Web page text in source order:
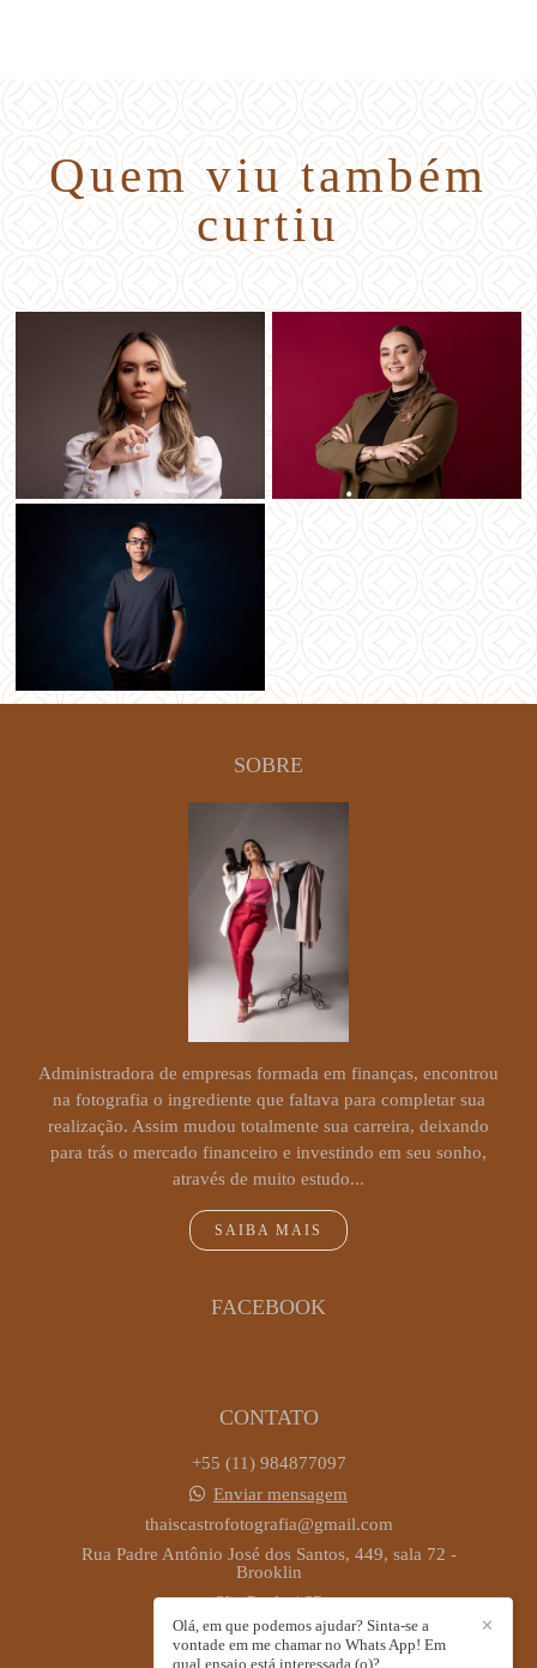
Quem viu também
curtiu
SOBRE
Administradora de empresas formada em finanças, encontrou
na fotografia o ingrediente que faltava para completar sua
realização. Assim mudou totalmente sua carreira, deixando
para trás o mercado financeiro e investindo em seu sonho,
através de muito estudo...
SAIBA MAIS
FACEBOOK
CONTATO
+55 (11) 984877097
Enviar mensagem
thaiscastrofotografia@gmail.com
Rua Padre Antônio José dos Santos, 449, sala 72 -
Brooklin
São Paulo / SP
✕
Olá, em que podemos ajudar? Sinta-se a
vontade em me chamar no Whats App! Em
qual ensaio está interessada (o)?